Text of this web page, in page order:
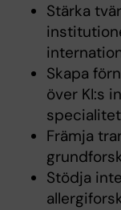
Stärka
Skapa
över KI:s
Främja
Stödja